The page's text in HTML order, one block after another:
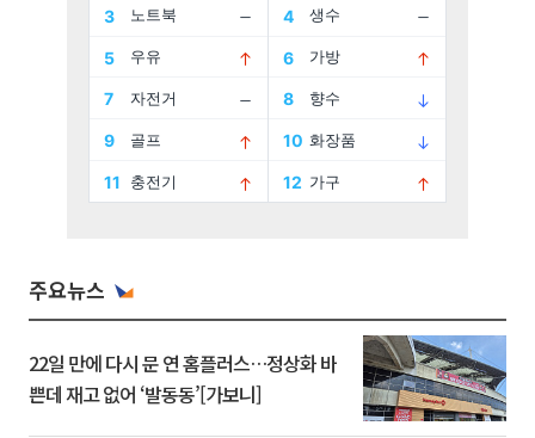
주요뉴스
22일 만에 다시 문 연 홈플러스…정상화 바
쁜데 재고 없어 ‘발동동’[가보니]